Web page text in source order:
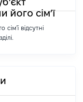
його сім’ї
відсутні